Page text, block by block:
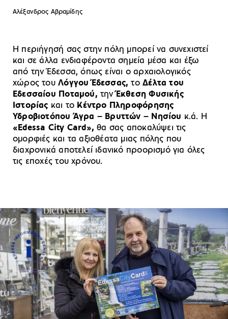
Αλέξανδρος Αβραμίδης
Η περιήγησή σας στην πόλη μπορεί να συνεχιστεί
και σε άλλα ενδιαφέροντα σημεία μέσα και έξω
από την Έδεσσα, όπως είναι ο αρχαιολογικός
χώρος τουΛόγγου Έδεσσας,τοΔέλτα του
Εδεσσαίου Ποταμού, τηνΈκθεση Φυσικής
Ιστορίας και το Κέντρο Πληροφόρησης
Υδροβιοτόπου Άγρα – Βρυττών – Νησίου κ.ά. Η
«Edessa City Card», θα σας αποκαλύψει τις
ομορφιές και τα αξιοθέατα μιας πόλης που
διαχρονικά αποτελεί ιδανικό προορισμό για όλες
τις εποχές του χρόνου.